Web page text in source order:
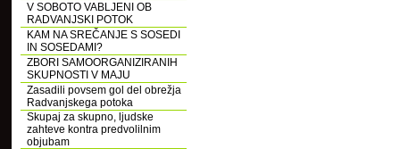
V SOBOTO VABLJENI OB
RADVANJSKI POTOK
KAM NA SREČANJE S SOSEDI
IN SOSEDAMI?
ZBORI SAMOORGANIZIRANIH
SKUPNOSTI V MAJU
Zasadili povsem gol del obrežja
Radvanjskega potoka
Skupaj za skupno, ljudske
zahteve kontra predvolilnim
objubam